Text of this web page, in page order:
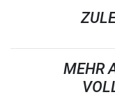
MEHR